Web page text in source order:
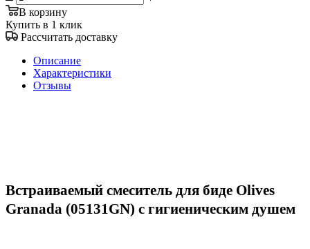
В корзину
Купить в 1 клик
Рассчитать доставку
Описание
Характеристики
Отзывы
Встраиваемый смеситель для биде Olives
Granada (05131GN) с гигиеническим душем